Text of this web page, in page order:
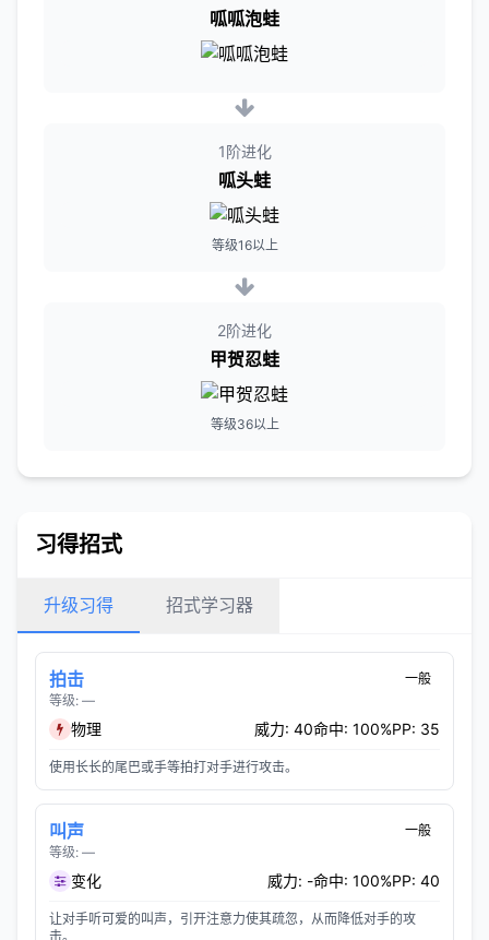
呱呱泡蛙
1阶进化
呱头蛙
等级16以上
2阶进化
甲贺忍蛙
等级36以上
习得招式
升级习得 招式学习器
拍击
等级: —
一般
物理 威力: 40命中: 100%PP: 35
使用长长的尾巴或手等拍打对手进行攻击。
叫声
等级: —
一般
变化 威力: -命中: 100%PP: 40
让对手听可爱的叫声，引开注意力使其疏忽，从而降低对手的攻
击。